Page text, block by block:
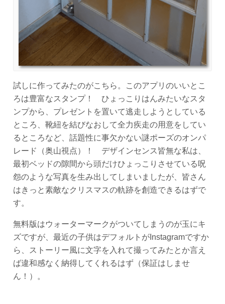
試しに作ってみたのがこちら。このアプリのいいとこ
ろは豊富なスタンプ！ ひょっこりはんみたいなスタ
ンプから、プレゼントを置いて逃走しようとしている
ところ、靴紐を結びなおして全力疾走の用意をしてい
るところなど、話題性に事欠かない謎ポーズのオンパ
レード（奥山視点）！ デザインセンス皆無な私は、
最初ベッドの隙間から頭だけひょっこりさせている呪
怨のような写真を生み出してしまいましたが、皆さん
はきっと素敵なクリスマスの軌跡を創造できるはずで
す。
無料版はウォーターマークがついてしまうのが玉にキ
ズですが、最近の子供はデフォルトがInstagramですか
ら、ストーリー風に文字を入れて撮ってみたとか言え
ば違和感なく納得してくれるはず（保証はしませ
ん！）。